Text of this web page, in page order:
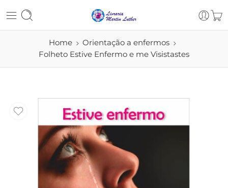
Home
Orientação a enfermos
Folheto Estive Enfermo e me Visistastes